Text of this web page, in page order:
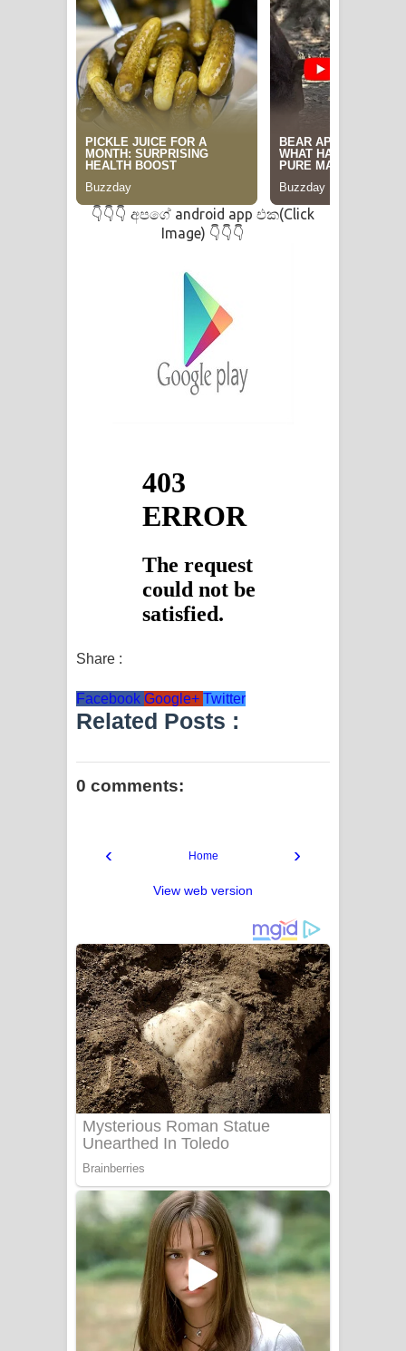
දන්නවාද මාව ගීතයේ පද පෙළ
👇👇👇 අපගේ android app එක(Click
Image) 👇👇👇
Share :
Facebook Google+ Twitter
Related Posts :
0 comments:
‹ ›
Home
View web version